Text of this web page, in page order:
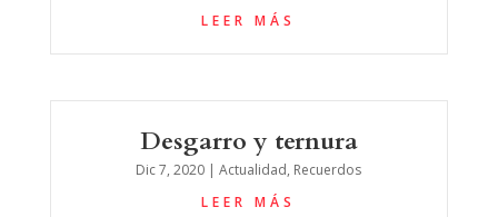
LEER MÁS
Desgarro y ternura
Dic 7, 2020 |Actualidad, Recuerdos
LEER MÁS